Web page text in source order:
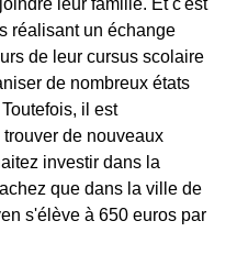
leur famille. Et c'est
réalisant un échange
de leur cursus scolaire
de nombreux états
il est
de nouveaux
investir dans la
que dans la ville de
s'élève à 650 euros par